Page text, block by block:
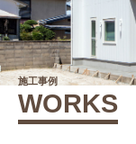
施工事例
WORKS